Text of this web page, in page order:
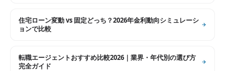
住宅ローン変動 vs 固定どっち？2026年金利動向シミュレーシ
ョンで比較
転職エージェントおすすめ比較2026｜業界・年代別の選び方
完全ガイド